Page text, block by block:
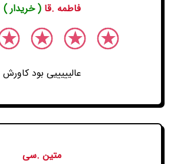
فاطمه .قا( خریدار )
عالیییییی بود کاورش
متین .سی